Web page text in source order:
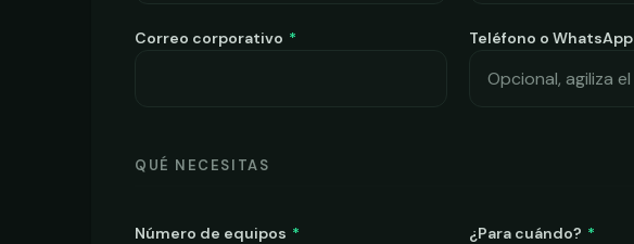
Correo corporativo * Teléfono o WhatsApp
QUÉ NECESITAS
Número de equipos * ¿Para cuándo? *